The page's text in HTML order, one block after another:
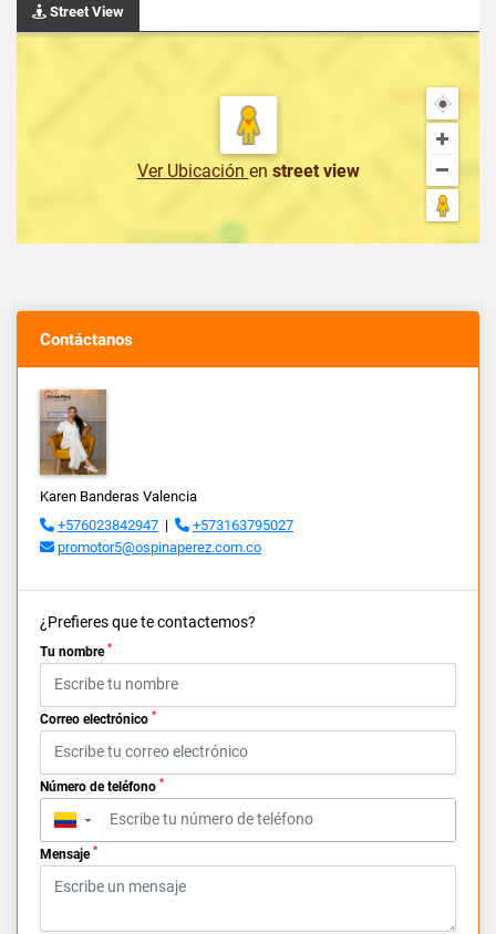
Street View
Ver Ubicación en street view
Contáctanos
Karen Banderas Valencia
+576023842947 |
+573163795027
promotor5@ospinaperez.com.co
¿Prefieres que te contactemos?
Tu nombre *
Correo electrónico *
Número de teléfono *
▼
Mensaje *